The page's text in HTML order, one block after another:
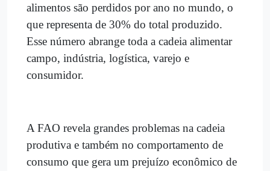
alimentos são perdidos por ano no mundo, o
que representa de 30% do total produzido.
Esse número abrange toda a cadeia alimentar
campo, indústria, logística, varejo e
consumidor.
A FAO revela grandes problemas na cadeia
produtiva e também no comportamento de
consumo que gera um prejuízo econômico de